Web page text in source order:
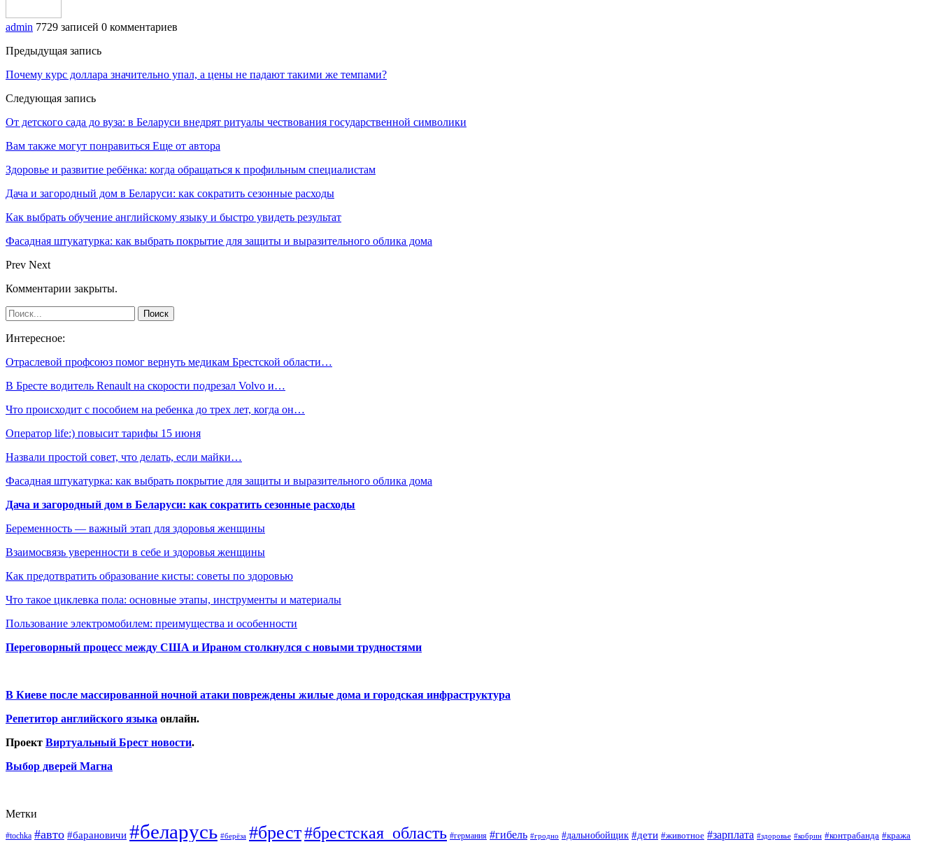
admin 7729 записей 0 комментариев
Предыдущая запись
Почему курс доллара значительно упал, а цены не падают такими же темпами?
Следующая запись
От детского сада до вуза: в Беларуси внедрят ритуалы чествования государственной символики
Вам также могут понравиться Еще от автора
Здоровье и развитие ребёнка: когда обращаться к профильным специалистам
Дача и загородный дом в Беларуси: как сократить сезонные расходы
Как выбрать обучение английскому языку и быстро увидеть результат
Фасадная штукатурка: как выбрать покрытие для защиты и выразительного облика дома
Prev Next
Комментарии закрыты.
Интересное:
Отраслевой профсоюз помог вернуть медикам Брестской области…
В Бресте водитель Renault на скорости подрезал Volvo и…
Что происходит с пособием на ребенка до трех лет, когда он…
Оператор life:) повысит тарифы 15 июня
Назвали простой совет, что делать, если майки…
Фасадная штукатурка: как выбрать покрытие для защиты и выразительного облика дома
Дача и загородный дом в Беларуси: как сократить сезонные расходы
Беременность — важный этап для здоровья женщины
Взаимосвязь уверенности в себе и здоровья женщины
Как предотвратить образование кисты: советы по здоровью
Что такое циклевка пола: основные этапы, инструменты и материалы
Пользование электромобилем: преимущества и особенности
Переговорный процесс между США и Ираном столкнулся с новыми трудностями
В Киеве после массированной ночной атаки повреждены жилые дома и городская инфраструктура
Репетитор английского языка онлайн.
Проект Виртуальный Брест новости.
Выбор дверей Магна
Метки
#tochka #авто #барановичи #беларусь #берёза #брест#брестская_область #германия #гибель #гродно #дальнобойщик #дети #животное #зарплата #здоровье #кобрин #контрабанда #кража